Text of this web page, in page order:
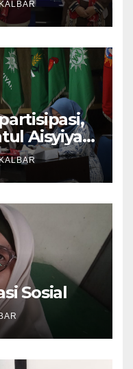
Aisyiyah
Program
Sosial